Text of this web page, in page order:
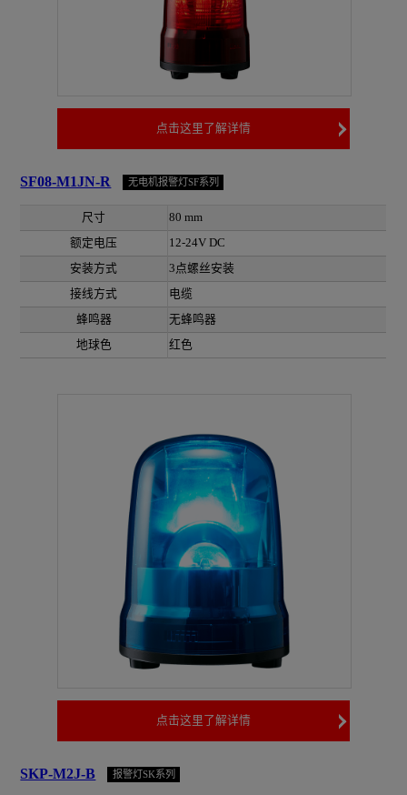
点击这里了解详情
SF08-M1JN-R 无电机报警灯SF系列
尺寸
80 mm
额定电压
12-24V DC
安装方式
3点螺丝安装
接线方式
电缆
蜂鸣器
无蜂鸣器
地球色
红色
点击这里了解详情
SKP-M2J-B 报警灯SK系列